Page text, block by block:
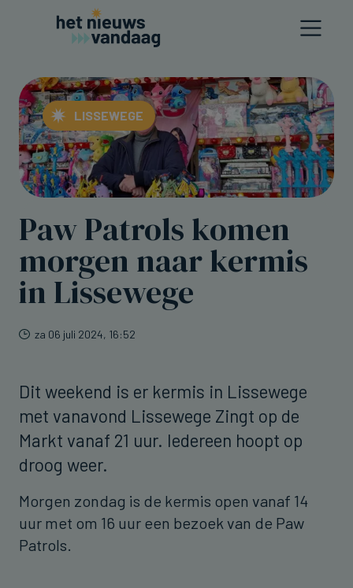
LISSEWEGE
Paw Patrols komen
morgen naar kermis
in Lissewege
za 06 juli 2024, 16:52
Dit weekend is er kermis in Lissewege
met vanavond Lissewege Zingt op de
Markt vanaf 21 uur. Iedereen hoopt op
droog weer.
Morgen zondag is de kermis open vanaf 14
uur met om 16 uur een bezoek van de Paw
Patrols.